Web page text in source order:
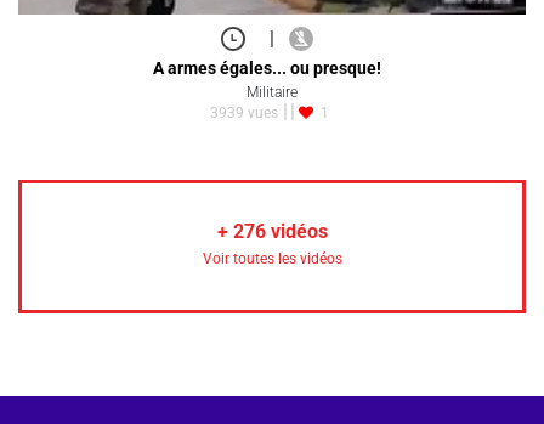
|
A armes égales... ou presque!
Militaire
3939 vues
1
+ 276vidéos
Voir toutes les vidéos